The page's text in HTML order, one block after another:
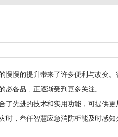
慢的提升带来了许多便利与改变。
必备品，正逐渐受到更多关注。
先进的技术和实用功能，可提供更
时，叁仟智慧应急消防柜能及时感